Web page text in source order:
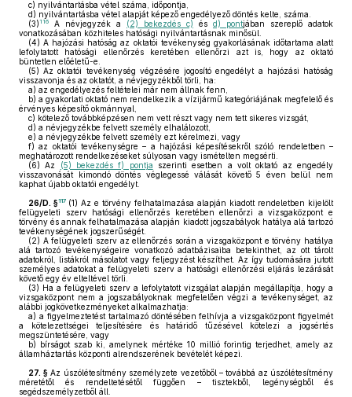
c) nyilvántartásba vétel száma, időpontja,
d) nyilvántartásba vétel alapját képező engedélyező döntés kelte, száma.
(3) 116 A névjegyzék a (2) bekezdés c) és d) pontjában szereplő adatok
vonatkozásában közhiteles hatósági nyilvántartásnak minősül.
(4) A hajózási hatóság az oktatói tevékenység gyakorlásának időtartama alatt
lefolytatott hatósági ellenőrzés keretében ellenőrzi azt is, hogy az oktató
büntetlen előéletű-e.
(5) Az oktatói tevékenység végzésére jogosító engedélyt a hajózási hatóság
visszavonja és az oktatót, a névjegyzékből törli, ha:
a) az engedélyezés feltételei már nem állnak fenn,
b) a gyakorlati oktató nem rendelkezik a vízijármű kategóriájának megfelelő és
érvényes képesítő okmánnyal,
c) kötelező továbbképzésen nem vett részt vagy nem tett sikeres vizsgát,
d) a névjegyzékbe felvett személy elhalálozott,
e) a névjegyzékbe felvett személy ezt kérelmezi, vagy
f) az oktatói tevékenységre – a hajózási képesítésekről szóló rendeletben –
meghatározott rendelkezéseket súlyosan vagy ismételten megsérti.
(6) Az (5) bekezdés f) pontja szerinti esetben a volt oktató az engedély
visszavonását kimondó döntés véglegessé válását követő 5 éven belül nem
kaphat újabb oktatói engedélyt.
26/D. §117 (1) Az e törvény felhatalmazása alapján kiadott rendeletben kijelölt
felügyeleti szerv hatósági ellenőrzés keretében ellenőrzi a vizsgaközpont e
törvény és annak felhatalmazása alapján kiadott jogszabályok hatálya alá tartozó
tevékenységének jogszerűségét.
(2) A felügyeleti szerv az ellenőrzés során a vizsgaközpont e törvény hatálya
alá tartozó tevékenységeire vonatkozó adatbázisaiba betekinthet, az ott tárolt
adatokról, listákról másolatot vagy feljegyzést készíthet. Az így tudomására jutott
személyes adatokat a felügyeleti szerv a hatósági ellenőrzési eljárás lezárását
követő egy év elteltével törli.
(3) Ha a felügyeleti szerv a lefolytatott vizsgálat alapján megállapítja, hogy a
vizsgaközpont nem a jogszabályoknak megfelelően végzi a tevékenységet, az
alábbi jogkövetkezményeket alkalmazhatja:
a) a figyelmeztetést tartalmazó döntésében felhívja a vizsgaközpont figyelmét
a kötelezettségei teljesítésére és határidő tűzésével kötelezi a jogsértés
megszüntetésére, vagy
b) bírságot szab ki, amelynek mértéke 10 millió forintig terjedhet, amely az
államháztartás központi alrendszerének bevételét képezi.
27. § Az úszólétesítmény személyzete vezetőből – továbbá az úszólétesítmény
méretétől és rendeltetésétől függően – tisztekből, legénységből és
segédszemélyzetből áll.